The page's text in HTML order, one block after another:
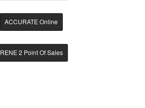
ACCURATE Online
RENE 2 Point Of Sales